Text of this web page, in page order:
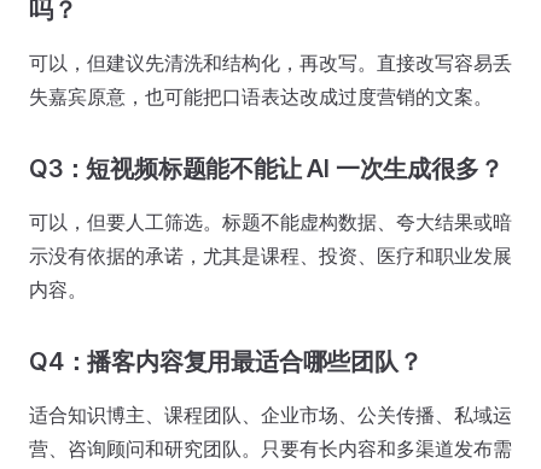
吗？
可以，但建议先清洗和结构化，再改写。直接改写容易丢
失嘉宾原意，也可能把口语表达改成过度营销的文案。
Q3：短视频标题能不能让 AI 一次生成很多？
可以，但要人工筛选。标题不能虚构数据、夸大结果或暗
示没有依据的承诺，尤其是课程、投资、医疗和职业发展
内容。
Q4：播客内容复用最适合哪些团队？
适合知识博主、课程团队、企业市场、公关传播、私域运
营、咨询顾问和研究团队。只要有长内容和多渠道发布需